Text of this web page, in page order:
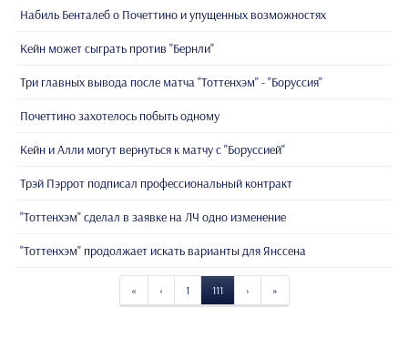
Набиль Бенталеб о Почеттино и упущенных возможностях
Кейн может сыграть против "Бернли"
Три главных вывода поcле матча "Тоттенхэм" - "Боруссия"
Почеттино захотелось побыть одному
Кейн и Алли могут вернуться к матчу с "Боруссией"
Трэй Пэррот подписал профессиональный контракт
"Тоттенхэм" сделал в заявке на ЛЧ одно изменение
"Тоттенхэм" продолжает искать варианты для Янссена
« ‹ 1 111 › »